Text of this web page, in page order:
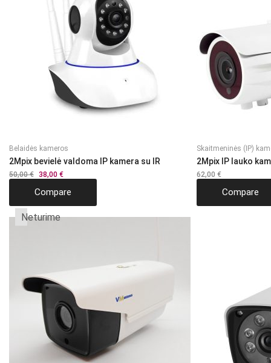
Belaidės kameros
2Mpix bevielė valdoma IP kamera su IR
50,00€ Original
was:
50,00 €.
38,00 €
is:
Compare
Skaitmeninės (IP)
2Mpix IP lauko
62,00 €
Compare
Neturime